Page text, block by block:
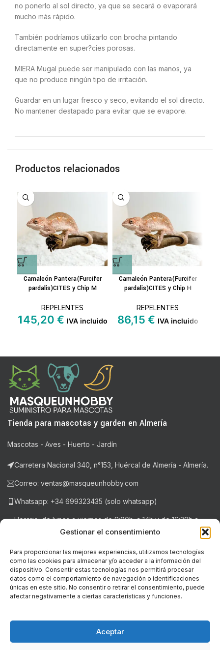
Gestionar el consentimiento
Para proporcionar las mejores experiencias, utilizamos tecnologías
como las cookies para almacenar y/o acceder a la información del
dispositivo. Consentir estas tecnologías nos permitirá procesar
datos como el comportamiento de navegación o identificaciones
únicas en este sitio. No consentir o retirar el consentimiento, puede
afectar negativamente a ciertas características y funciones.
Aceptar
no ponerlo al sol directo, ya que se secará o evaporará
mucho más rápido.
También podríamos utilizarlo con brocha pintando
directamente en super?cies porosas.
MIERA Mugal puede ser manipulado con las manos, ya
que no produce ningún tipo de irritación.
Guardar en un lugar fresco y seco, evitando el sol directo.
No mantener destapado para evitar que se evapore.
Productos relacionados
Camaleón Pantera(Furcifer
pardalis)CITES y Chip M
REPELENTES
145,20 € IVA incluido
Camaleón Pantera(Furcifer
pardalis)CITES y Chip H
REPELENTES
86,15 € IVA incluido
Tienda para mascotas y garden en Almería
Mascotas - Aves - Huerto - Jardín
Carretera Nacional 340, n°153, Huércal de Almería - Almería.
Correo: ventas@masqueunhobby.com
Whatsapp: +34 699323435 (solo whatsapp)
Horario: de lunes a viernes de 9:00h. a 14h y de 16:30h a
20:30h . Sábados de 9:00h a 14:00h.
NOTICIAS RECIENTES
LEGAL